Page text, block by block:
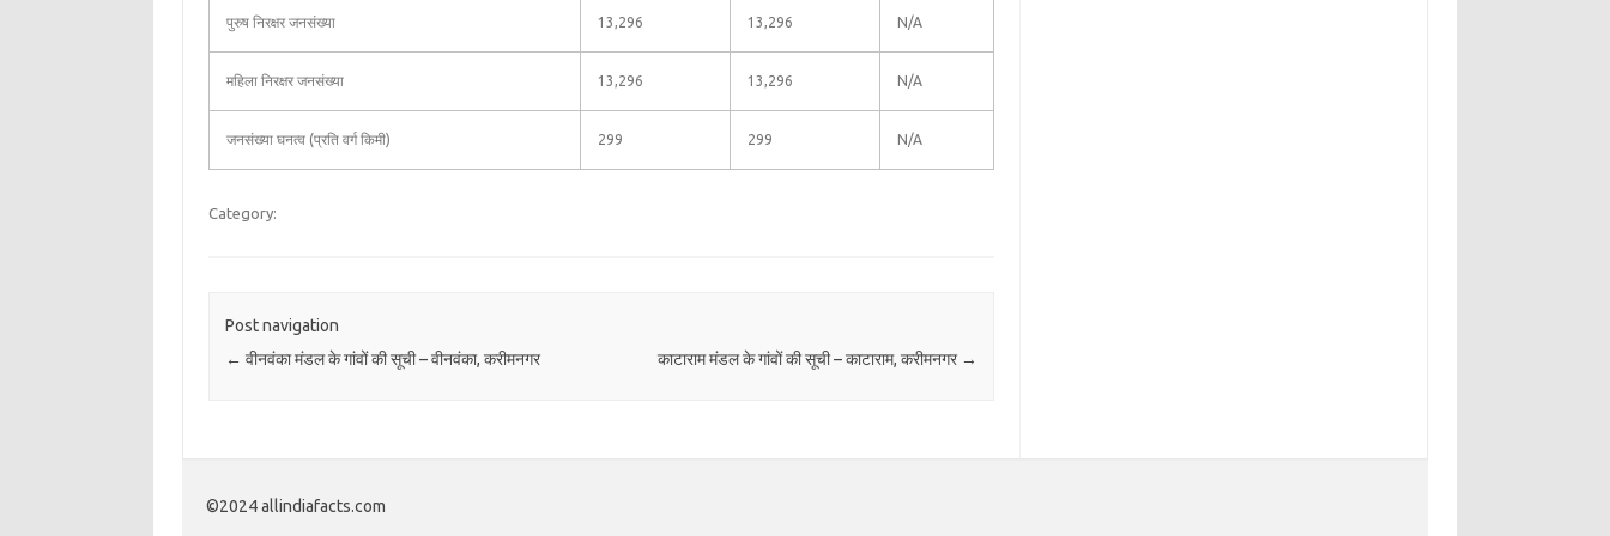
पुरुष निरक्षर जनसंख्या 13,296 13,296 N/A
महिला निरक्षर जनसंख्या 13,296 13,296 N/A
जनसंख्या घनत्व (प्रति वर्ग किमी) 299 299 N/A
Category:
Post navigation
← वीनवंका मंडल के गांवों की सूची – वीनवंका, करीमनगर काटाराम मंडल के गांवों की सूची – काटाराम, करीमनगर →
©2024 allindiafacts.com